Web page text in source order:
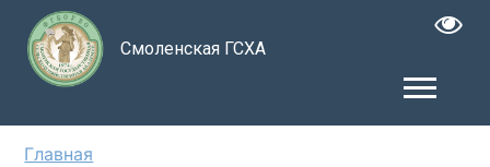
Смоленская ГСХА
Главная